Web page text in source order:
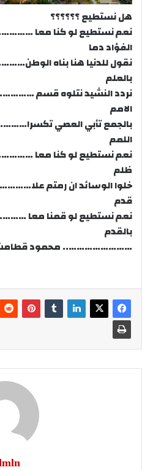
هل نستطيع ؟؟؟؟؟؟
نعم نستطيع لو كنا معا
الفؤاد دما
نقول للدنيا هنا بناه
بالعلم
نردد النشيد نتلوه قسم
الامم
بالجمع تأبي العصي
اللمم
نعم نستطيع لو كنا معا
ظلم
خلوا الوسائد ان رمتم
قدم
نعم نستطيع لو قمنا معا
بالقدم
…………………….. محمود